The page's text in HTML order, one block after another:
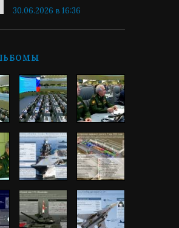
30.06.2026 в 16:36